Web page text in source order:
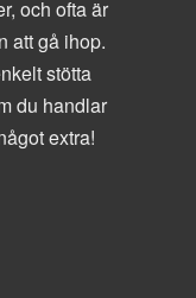
och ofta är
att gå ihop.
stötta
du handlar
extra!